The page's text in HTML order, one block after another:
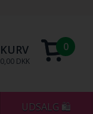
KURV
0,00 DKK
0
UDSALG 🛍